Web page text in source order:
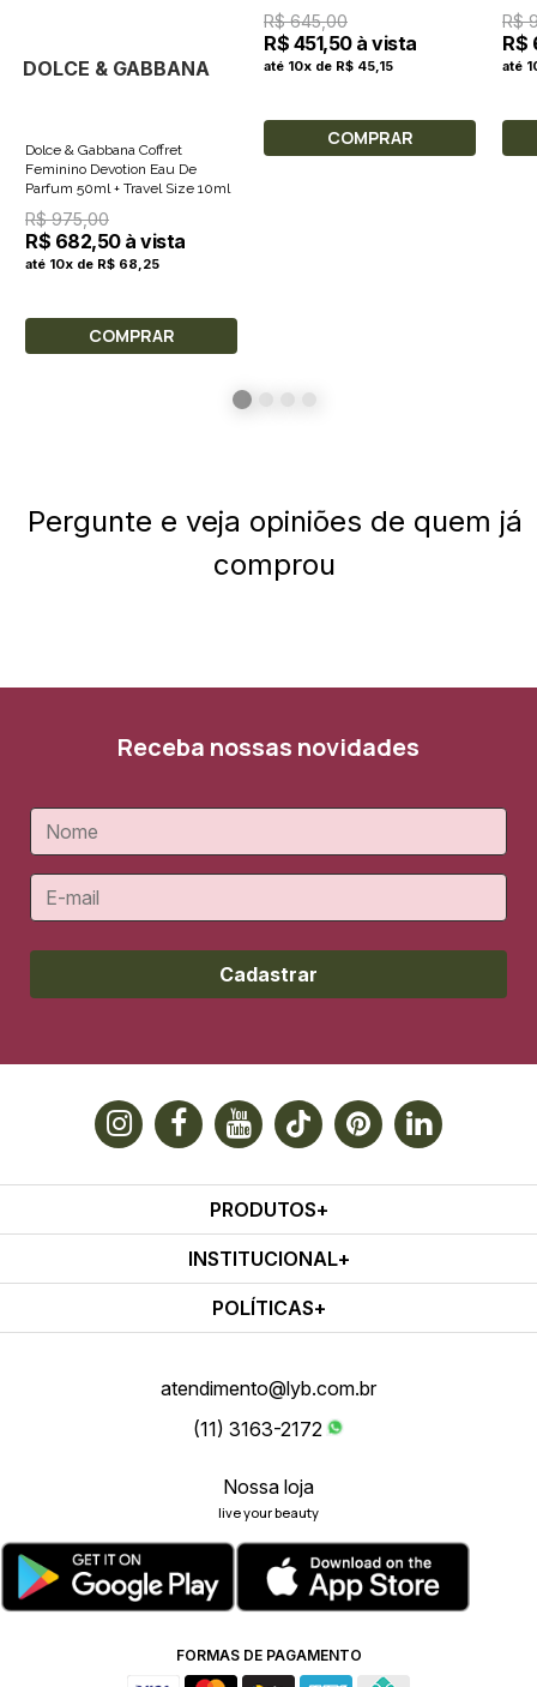
DOLCE & GABBANA
Dolce & Gabbana Coffret
Feminino Devotion Eau De
Parfum 50ml + Travel Size 10ml
R$ 975,00
R$ 682,50 à vista
até 10x de R$ 68,25
COMPRAR
R$ 645,00
R$ 451,50 à vista
até 10x de R$ 45,15
COMPRAR
R$
R$
até
Pergunte e veja opiniões de quem já
comprou
Receba nossas novidades
Cadastrar
PRODUTOS
INSTITUCIONAL
POLÍTICAS
atendimento@lyb.com.br
(11) 3163-2172
Nossa loja
live your beauty
FORMAS DE PAGAMENTO